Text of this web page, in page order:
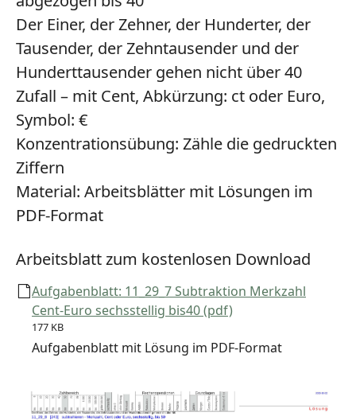
Der Einer, der Zehner, der Hunderter, der
Tausender, der Zehntausender und der
Hunderttausender gehen nicht über 40
Zufall – mit Cent, Abkürzung: ct oder Euro,
Symbol: €
Konzentrationsübung: Zähle die gedruckten
Ziffern
Material: Arbeitsblätter mit Lösungen im
PDF-Format
Arbeitsblatt zum kostenlosen Download
Aufgabenblatt: 11_29_7 Subtraktion Merkzahl
Cent-Euro sechsstellig bis40 (pdf)
177 KB
Aufgabenblatt mit Lösung im PDF-Format